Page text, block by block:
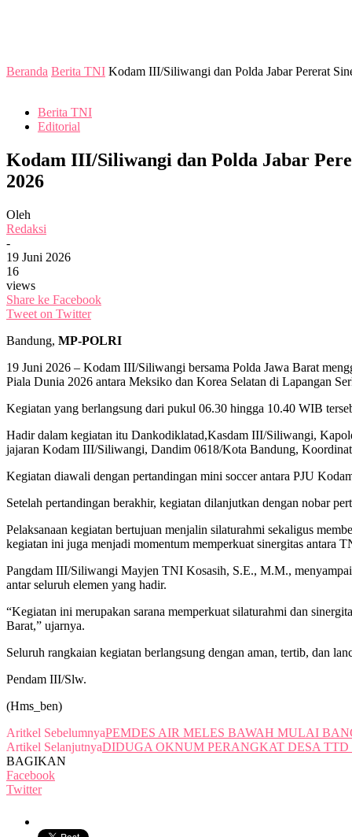
Beranda Berita TNI Kodam III/Siliwangi dan Polda Jabar Pererat
Berita TNI
Editorial
Kodam III/Siliwangi dan Polda Jabar
2026
Oleh
Redaksi
-
19 Juni 2026
16
views
Share ke Facebook
Tweet on Twitter
Bandung, MP-POLRI
19 Juni 2026 – Kodam III/Siliwangi bersama Polda Jawa Barat
Piala Dunia 2026 antara Meksiko dan Korea Selatan di Lapangan
Kegiatan yang berlangsung dari pukul 06.30 hingga 10.40 WIB
Hadir dalam kegiatan itu Dankodiklatad,Kasdam III/Siliwangi,
jajaran Kodam III/Siliwangi, Dandim 0618/Kota Bandung,
Kegiatan diawali dengan pertandingan mini soccer antara PJU
Setelah pertandingan berakhir, kegiatan dilanjutkan dengan nobar
Pelaksanaan kegiatan bertujuan menjalin silaturahmi sekaligus
kegiatan ini juga menjadi momentum memperkuat sinergitas antara
Pangdam III/Siliwangi Mayjen TNI Kosasih, S.E., M.M.,
antar seluruh elemen yang hadir.
“Kegiatan ini merupakan sarana memperkuat silaturahmi dan
Barat,” ujarnya.
Seluruh rangkaian kegiatan berlangsung dengan aman, tertib, dan
Pendam III/Slw.
(Hms_ben)
Aritkel SebelumnyaPEMDES AIR MELES BAWAH MULAI
Artikel SelanjutnyaDIDUGA OKNUM PERANGKAT DESA
BAGIKAN
Facebook
Twitter